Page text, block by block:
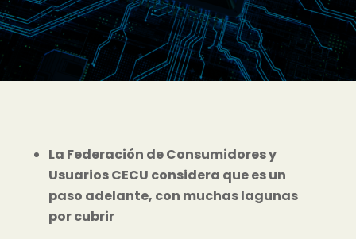
La Federación de Consumidores y
Usuarios CECU considera que es un
paso adelante, con muchas lagunas
por cubrir